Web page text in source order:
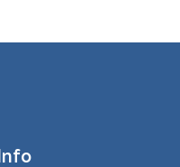
Info